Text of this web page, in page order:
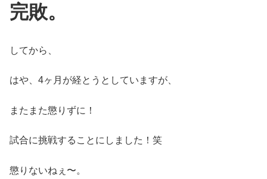
完敗。
してから、
はや、4ヶ月が経とうとしていますが、
またまた懲りずに！
試合に挑戦することにしました！笑
懲りないねぇ〜。